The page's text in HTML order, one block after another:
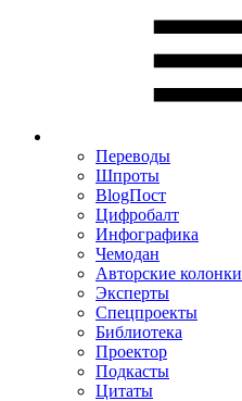
Переводы
Шпроты
BlogПост
Цифробалт
Инфографика
Чемодан
Авторские колонки
Эксперты
Спецпроекты
Библиотека
Проектор
Подкасты
Цитаты